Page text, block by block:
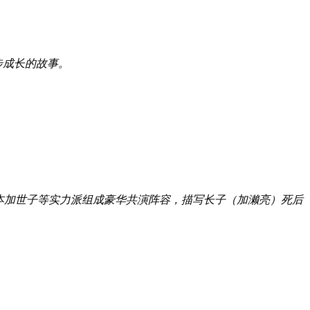
长的故事。
世子等实力派组成豪华共演阵容，描写长子（加濑亮）死后